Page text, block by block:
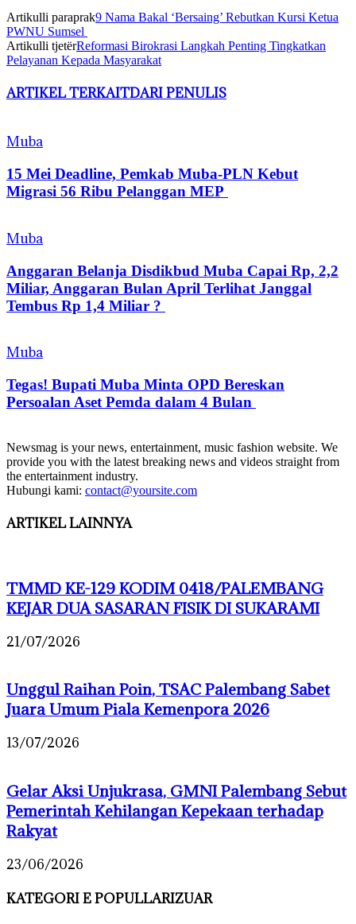
Artikulli paraprak9 Nama Bakal ‘Bersaing’ Rebutkan Kursi Ketua
PWNU Sumsel
Artikulli tjetërReformasi Birokrasi Langkah Penting Tingkatkan
Pelayanan Kepada Masyarakat
ARTIKEL TERKAITDARI PENULIS
Muba
15 Mei Deadline, Pemkab Muba-PLN Kebut
Migrasi 56 Ribu Pelanggan MEP
Muba
Anggaran Belanja Disdikbud Muba Capai Rp, 2,2
Miliar, Anggaran Bulan April Terlihat Janggal
Tembus Rp 1,4 Miliar ?
Muba
Tegas! Bupati Muba Minta OPD Bereskan
Persoalan Aset Pemda dalam 4 Bulan
Newsmag is your news, entertainment, music fashion website. We
provide you with the latest breaking news and videos straight from
the entertainment industry.
Hubungi kami: contact@yoursite.com
ARTIKEL LAINNYA
TMMD KE-129 KODIM 0418/PALEMBANG
KEJAR DUA SASARAN FISIK DI SUKARAMI
21/07/2026
Unggul Raihan Poin, TSAC Palembang Sabet
Juara Umum Piala Kemenpora 2026
13/07/2026
Gelar Aksi Unjukrasa, GMNI Palembang Sebut
Pemerintah Kehilangan Kepekaan terhadap
Rakyat
23/06/2026
KATEGORI E POPULLARIZUAR